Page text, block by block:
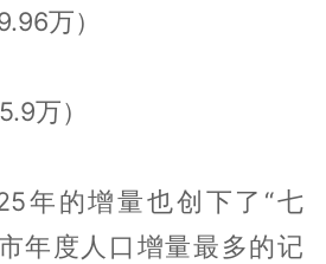
万）
万）
年的增量也创下了“七
年度人口增量最多的记